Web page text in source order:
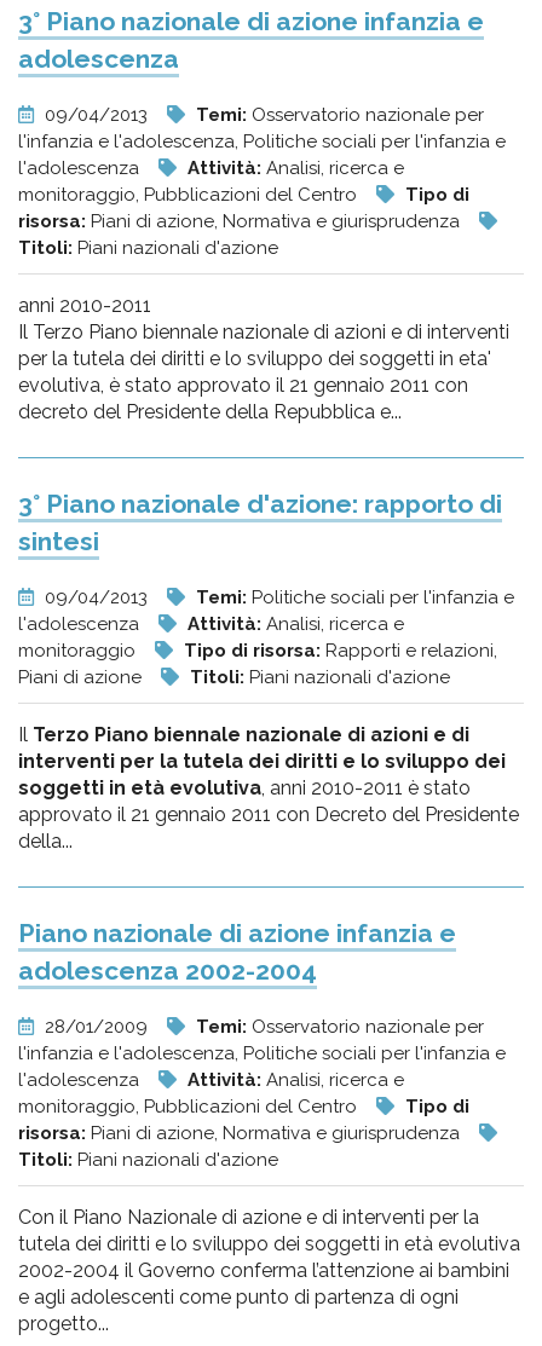
3° Piano nazionale di azione infanzia e
adolescenza
09/04/2013 Temi: Osservatorio nazionale per
l'infanzia e l'adolescenza, Politiche sociali per l'infanzia e
l'adolescenza
Attività: Analisi, ricerca e
monitoraggio, Pubblicazioni del Centro
Tipo di
risorsa: Piani di azione, Normativa e giurisprudenza
Titoli: Piani nazionali d'azione
anni 2010-2011
Il Terzo Piano biennale nazionale di azioni e di interventi
per la tutela dei diritti e lo sviluppo dei soggetti in eta'
evolutiva, è stato approvato il 21 gennaio 2011 con
decreto del Presidente della Repubblica e...
3° Piano nazionale d'azione: rapporto di
sintesi
09/04/2013 Temi: Politiche sociali per l'infanzia e
l'adolescenza
Attività: Analisi, ricerca e
monitoraggio
Tipo di risorsa: Rapporti e relazioni,
Piani di azione
Titoli: Piani nazionali d'azione
Il Terzo Piano biennale nazionale di azioni e di
interventi per la tutela dei diritti e lo sviluppo dei
soggetti in età evolutiva, anni 2010-2011 è stato
approvato il 21 gennaio 2011 con Decreto del Presidente
della...
Piano nazionale di azione infanzia e
adolescenza 2002-2004
28/01/2009 Temi: Osservatorio nazionale per
l'infanzia e l'adolescenza, Politiche sociali per l'infanzia e
l'adolescenza
Attività: Analisi, ricerca e
monitoraggio, Pubblicazioni del Centro
Tipo di
risorsa: Piani di azione, Normativa e giurisprudenza
Titoli: Piani nazionali d'azione
Con il Piano Nazionale di azione e di interventi per la
tutela dei diritti e lo sviluppo dei soggetti in età evolutiva
2002-2004 il Governo conferma l’attenzione ai bambini
e agli adolescenti come punto di partenza di ogni
progetto...